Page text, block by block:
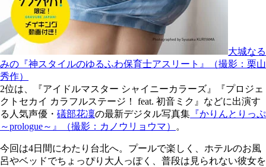
大城なる
みの『神スタイルのゆるふわ保育士アスリート』（撮影：栗山
秀作）
2位は、『アイドルマスター シャイニーカラーズ』『プロジェ
クトセカイ カラフルステージ！ feat. 初音ミク』などに出演す
る人気声優・ 礒部花凜の最新デジタル写真集 『かりんとりっぷ
～prologue～』（撮影：カノウリョウマ）
。
今回は4日間にわたり台北へ。プールで楽しく、ホテルのお風
呂やベッドでちょっぴり大人っぽく、普段は見られない彼女を